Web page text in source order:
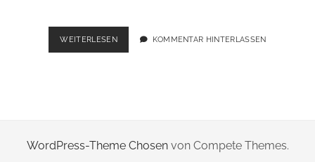
WEITERLESENPFINGSTEN
–
1
KOMMENTAR HINTERLASSEN
WordPress-Theme Chosenvon Compete Themes.